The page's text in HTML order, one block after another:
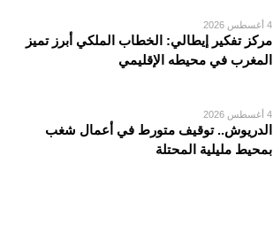
4 أغسطس 2026
مركز تفكير إيطالي: الخطاب الملكي أبرز تميز
المغرب في محيطه الإقليمي
4 أغسطس 2026
الدريوش.. توقيف متورط في أعمال شغب
بمحيط مليلية المحتلة